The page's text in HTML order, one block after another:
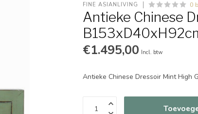
FINE ASIANLIVING 0
Antieke Chinese
€1.495,00 Incl. btw
Antieke Chinese Dressoir Mint High